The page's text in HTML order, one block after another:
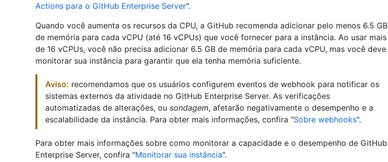
Actions para o GitHub Enterprise Server".
Quando você aumenta os recursos da CPU, a GitHub recomenda adicionar pelo menos 6.5 GB
de memória para cada vCPU (até 16 vCPUs) que você fornecer para a instância. Ao usar mais
de 16 vCPUs, você não precisa adicionar 6.5 GB de memória para cada vCPU, mas você deve
monitorar sua instância para garantir que ela tenha memória suficiente.
Aviso: recomendamos que os usuários configurem eventos de webhook para notificar os
sistemas externos da atividade no GitHub Enterprise Server. As verificações
automatizadas de alterações, ou sondagem, afetarão negativamente o desempenho e a
escalabilidade da instância. Para obter mais informações, confira "Sobre webhooks".
Para obter mais informações sobre como monitorar a capacidade e o desempenho de GitHub
Enterprise Server, confira "Monitorar sua instância".